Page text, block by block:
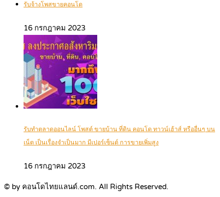
รับจ้างโพสขายคอนโด
16 กรกฎาคม 2023
รับทำตลาดออนไลน์ โพสต์ ขายบ้าน ที่ดิน คอนโด ทาวน์เฮ้าส์ หรืออื่นๆ บน
เน็ต เป็นเรื่องจำเป็นมาก มีเปอร์เซ็นต์ การขายเพิ่มสูง
16 กรกฎาคม 2023
© by คอนโดไทยแลนด์.com. All Rights Reserved.